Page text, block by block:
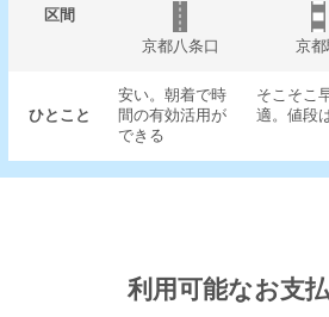
区間
京都八条口
京都
ひとこと
安い。朝着で時
間の有効活用が
できる
そこそこ
適。値段
利用可能なお支